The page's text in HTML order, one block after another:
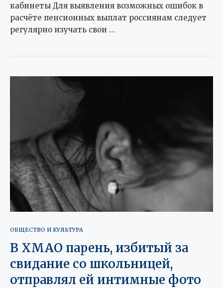
кабинеты Для выявления возможных ошибок в
расчёте пенсионных выплат россиянам следует
регулярно изучать свои …
ОБЩЕСТВО И КУЛЬТУРА
В ХМАО парень, избитый за
свидание со школьницей,
отправлял ей интимные фото